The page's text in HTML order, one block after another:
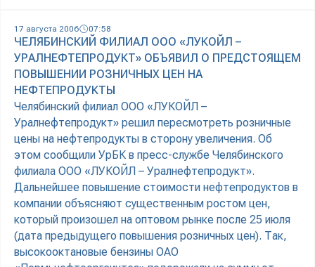
17 августа 2006 07:58
ЧЕЛЯБИНСКИЙ ФИЛИАЛ ООО «ЛУКОЙЛ –
УРАЛНЕФТЕПРОДУКТ» ОБЪЯВИЛ О ПРЕДСТОЯЩЕМ
ПОВЫШЕНИИ РОЗНИЧНЫХ ЦЕН НА
НЕФТЕПРОДУКТЫ
Челябинский филиал ООО «ЛУКОЙЛ –
Уралнефтепродукт» решил пересмотреть розничные
цены на нефтепродукты в сторону увеличения. Об
этом сообщили УрБК в пресс-службе Челябинского
филиала ООО «ЛУКОЙЛ – Уралнефтепродукт».
Дальнейшее повышение стоимости нефтепродуктов в
компании объясняют существенным ростом цен,
который произошел на оптовом рынке после 25 июля
(дата предыдущего повышения розничных цен). Так,
высокооктановые бензины ОАО